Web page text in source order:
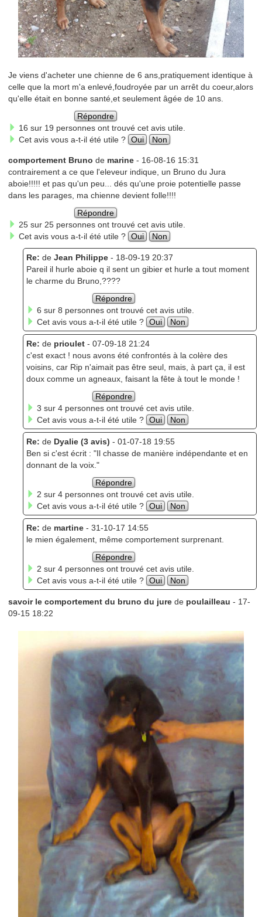
Je viens d'acheter une chienne de 6 ans,pratiquement identique à
celle que la mort m'a enlevé,foudroyée par un arrêt du coeur,alors
qu'elle était en bonne santé,et seulement âgée de 10 ans.
Répondre
16 sur 19 personnes ont trouvé cet avis utile.
Cet avis vous a-t-il été utile ? Oui Non
comportement Bruno de marine- 16-08-16 15:31
contrairement a ce que l'eleveur indique, un Bruno du Jura
aboie!!!!! et pas qu'un peu... dés qu'une proie potentielle passe
dans les parages, ma chienne devient folle!!!!
Répondre
25 sur 25 personnes ont trouvé cet avis utile.
Cet avis vous a-t-il été utile ? Oui Non
Re: de Jean Philippe- 18-09-19 20:37
Pareil il hurle aboie q il sent un gibier et hurle a tout moment
le charme du Bruno,????
Répondre
6 sur 8 personnes ont trouvé cet avis utile.
Cet avis vous a-t-il été utile ? Oui Non
Re: de prioulet- 07-09-18 21:24
c'est exact ! nous avons été confrontés à la colère des
voisins, car Rip n'aimait pas être seul, mais, à part ça, il est
doux comme un agneaux, faisant la fête à tout le monde !
Répondre
3 sur 4 personnes ont trouvé cet avis utile.
Cet avis vous a-t-il été utile ? Oui Non
Re: de Dyalie (3 avis) - 01-07-18 19:55
Ben si c'est écrit : "Il chasse de manière indépendante et en
donnant de la voix."
Répondre
2 sur 4 personnes ont trouvé cet avis utile.
Cet avis vous a-t-il été utile ? Oui Non
Re: de martine- 31-10-17 14:55
le mien également, même comportement surprenant.
Répondre
2 sur 4 personnes ont trouvé cet avis utile.
Cet avis vous a-t-il été utile ? Oui Non
savoir le comportement du bruno du jurede poulailleau - 17-
09-15 18:22